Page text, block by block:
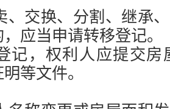
、交换、分割、继承
应当申请转移登记。
记，权利人应提交
等文件。